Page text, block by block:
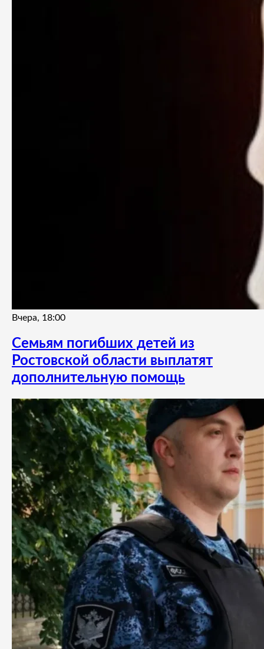
Вчера, 18:00
Семьям погибших детей из
Ростовской области выплатят
дополнительную помощь